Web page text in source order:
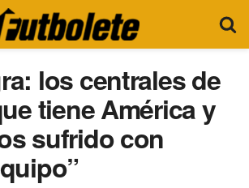
los centrales de
tiene América y
sufrido con